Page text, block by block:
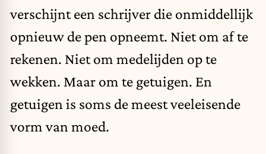
verschijnt een schrijver die onmiddellijk
opnieuw de pen opneemt. Niet om af te
rekenen. Niet om medelijden op te
wekken. Maar om te getuigen. En
getuigen is soms de meest veeleisende
vorm van moed.